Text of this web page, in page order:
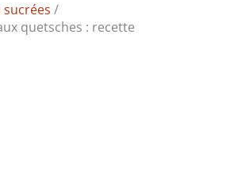
sucrées
quetsches : recette